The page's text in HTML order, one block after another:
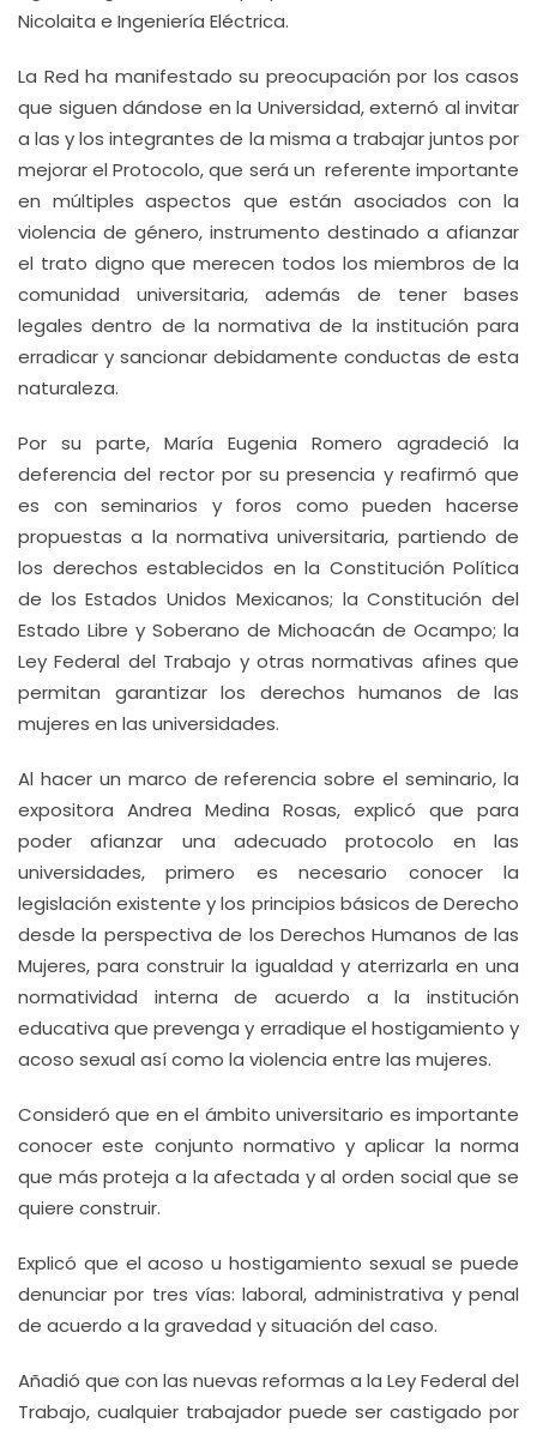
Nicolaita e Ingeniería Eléctrica.
La Red ha manifestado su preocupación por los casos
que siguen dándose en la Universidad, externó al invitar
a las y los integrantes de la misma a trabajar juntos por
mejorar el Protocolo, que será un referente importante
en múltiples aspectos que están asociados con la
violencia de género, instrumento destinado a afianzar
el trato digno que merecen todos los miembros de la
comunidad universitaria, además de tener bases
legales dentro de la normativa de la institución para
erradicar y sancionar debidamente conductas de esta
naturaleza.
Por su parte, María Eugenia Romero agradeció la
deferencia del rector por su presencia y reafirmó que
es con seminarios y foros como pueden hacerse
propuestas a la normativa universitaria, partiendo de
los derechos establecidos en la Constitución Política
de los Estados Unidos Mexicanos; la Constitución del
Estado Libre y Soberano de Michoacán de Ocampo; la
Ley Federal del Trabajo y otras normativas afines que
permitan garantizar los derechos humanos de las
mujeres en las universidades.
Al hacer un marco de referencia sobre el seminario, la
expositora Andrea Medina Rosas, explicó que para
poder afianzar una adecuado protocolo en las
universidades, primero es necesario conocer la
legislación existente y los principios básicos de Derecho
desde la perspectiva de los Derechos Humanos de las
Mujeres, para construir la igualdad y aterrizarla en una
normatividad interna de acuerdo a la institución
educativa que prevenga y erradique el hostigamiento y
acoso sexual así como la violencia entre las mujeres.
Consideró que en el ámbito universitario es importante
conocer este conjunto normativo y aplicar la norma
que más proteja a la afectada y al orden social que se
quiere construir.
Explicó que el acoso u hostigamiento sexual se puede
denunciar por tres vías: laboral, administrativa y penal
de acuerdo a la gravedad y situación del caso.
Añadió que con las nuevas reformas a la Ley Federal del
Trabajo, cualquier trabajador puede ser castigado por